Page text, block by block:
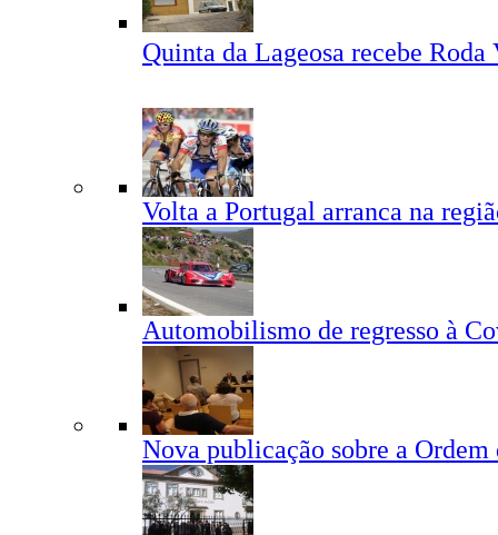
Quinta da Lageosa recebe Roda
Volta a Portugal arranca na
Automobilismo de regresso à
Nova publicação sobre a Ordem